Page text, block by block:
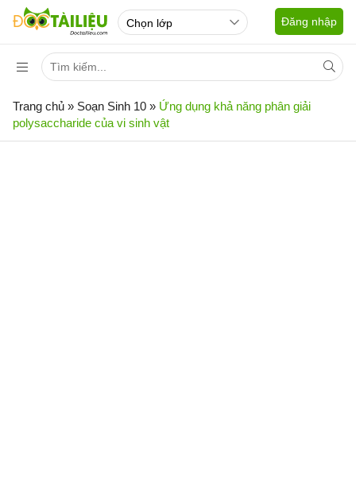
Đăng nhập
Trang chủ » Soạn Sinh 10 » Ứng dụng khả năng phân giải
polysaccharide của vi sinh vật